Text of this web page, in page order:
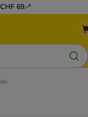
69.-*